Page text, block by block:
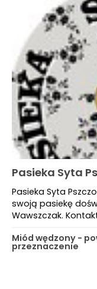
Pasieka Syta
Pasieka Syta
swoją pasiekę
Wawszczak.
Miód wędzony -
przeznaczenie